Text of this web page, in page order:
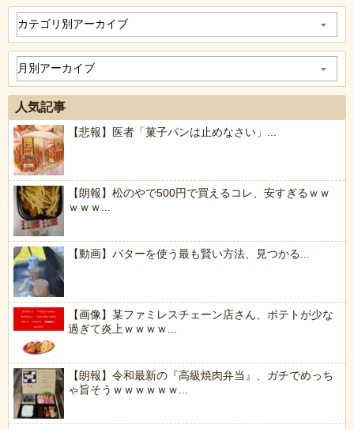
人気記事
【悲報】医者「菓子パンは止めなさい」...
【朗報】松のやで500円で買えるコレ、安すぎるｗｗ
ｗｗｗ...
【動画】バターを使う最も賢い方法、見つかる...
【画像】某ファミレスチェーン店さん、ポテトが少な
過ぎて炎上ｗｗｗｗ...
【朗報】令和最新の『高級焼肉弁当』、ガチでめっち
ゃ旨そうｗｗｗｗｗｗ...